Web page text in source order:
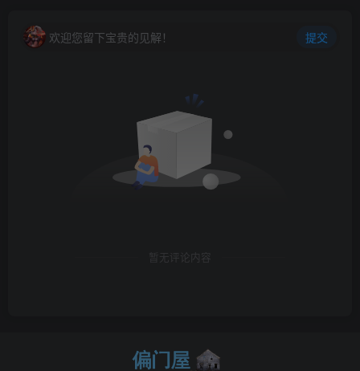
欢迎您留下宝贵的见解！ 提交
暂无评论内容